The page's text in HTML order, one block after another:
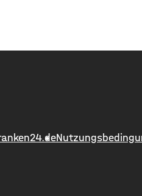
Retzstadt
Millionen
ambulant